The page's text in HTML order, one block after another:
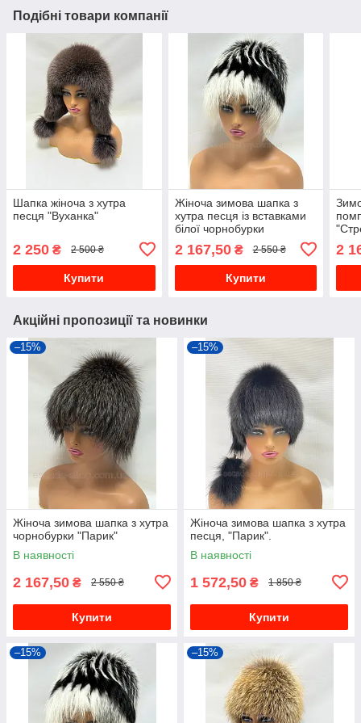
Подібні товари компанії
Шапка жіноча з хутра
песця "Вуханка"
2 250 ₴ 2 500 ₴
Купити
Жіноча зимова шапка з
хутра песця із вставками
білої чорнобурки
2 167,50₴ 2 550 ₴
Купити
2
Акційні пропозиції та новинки
–15%
Жіноча зимова шапка з хутра
чорнобурки "Парик"
В наявності
2 167,50 ₴ 2 550 ₴
Купити
–15%
Жіноча зимова шапка з хутра
песця, "Парик".
В наявності
1 572,50 ₴ 1 850 ₴
Купити
–15% –15%